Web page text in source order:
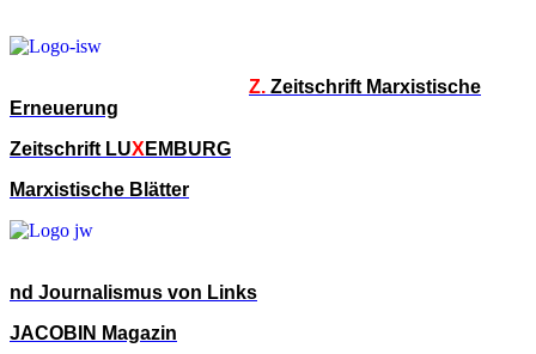
Z. Zeitschrift Marxistische
Erneuerung
Zeitschrift LUXEMBURG
Marxistische Blätter
nd Journalismus von Links
JACOBIN Magazin